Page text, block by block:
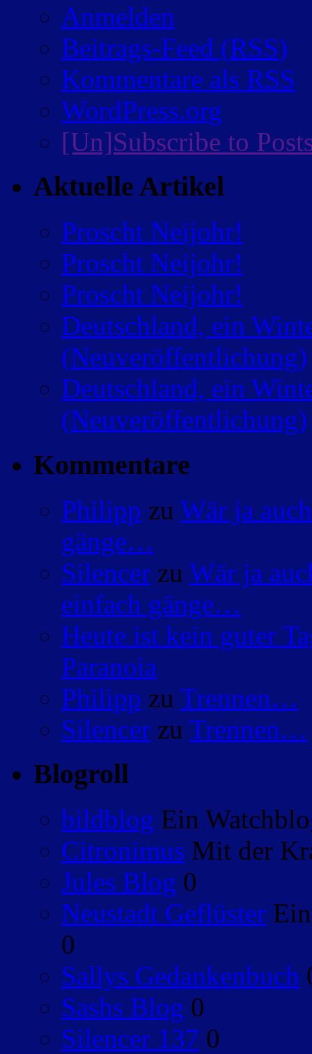
Anmelden
Beitrags-Feed (RSS)
Kommentare als RSS
WordPress.org
[Un]Subscribe to
Aktuelle Artikel
Proscht Neijohr!
Proscht Neijohr!
Proscht Neijohr!
Deutschland, ein
(Neuveröffentlichung)
Deutschland, ein
(Neuveröffentlichung)
Kommentare
Philipp zu Wär ja
gänge…
Silencer zu Wär ja
einfach gänge…
Heute ist kein guter
Paranoia
Philipp zu Trennen…
Silencer zu Trennen…
Blogroll
bildblog Ein
Citronimus Mit der
Jules Blog 0
Neustadt Geflüster
0
Sallys Gedankenbuch
Sashs Blog 0
Silencer 137 0